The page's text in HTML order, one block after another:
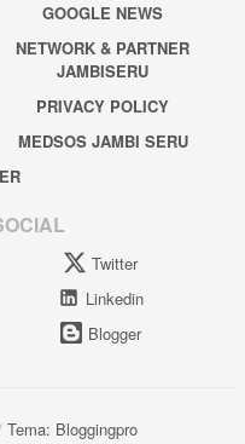
GOOGLE NEWS
NETWORK & PARTNER
JAMBISERU
PRIVACY POLICY
MEDSOS JAMBI SERU
Twitter
Linkedin
Blogger
Tema: Bloggingpro